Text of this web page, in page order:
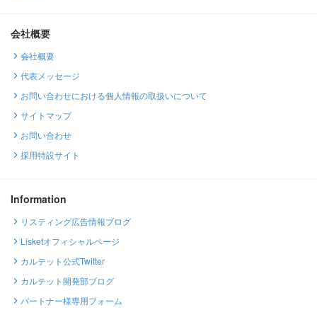
会社概要
会社概要
代表メッセージ
お問い合わせにおける個人情報の取扱いについて
サイトマップ
お問い合わせ
採用特設サイト
Information
リスティング広告情報ブログ
Lisketオフィシャルページ
カルテット公式Twitter
カルテット開発部ブログ
パートナー様専用フォーム